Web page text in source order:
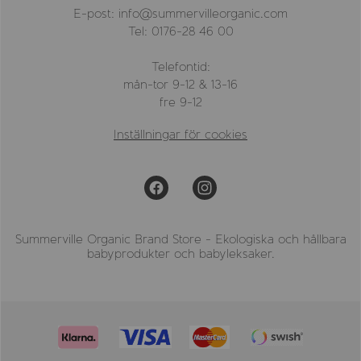
E-post: info@summervilleorganic.com
Tel: 0176-28 46 00
Telefontid:
mån-tor 9-12 & 13-16
fre 9-12
Inställningar för cookies
Summerville Organic Brand Store - Ekologiska och hållbara
babyprodukter och babyleksaker.